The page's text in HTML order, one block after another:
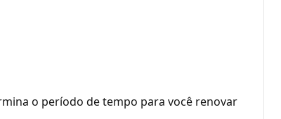
o período de tempo para você renovar